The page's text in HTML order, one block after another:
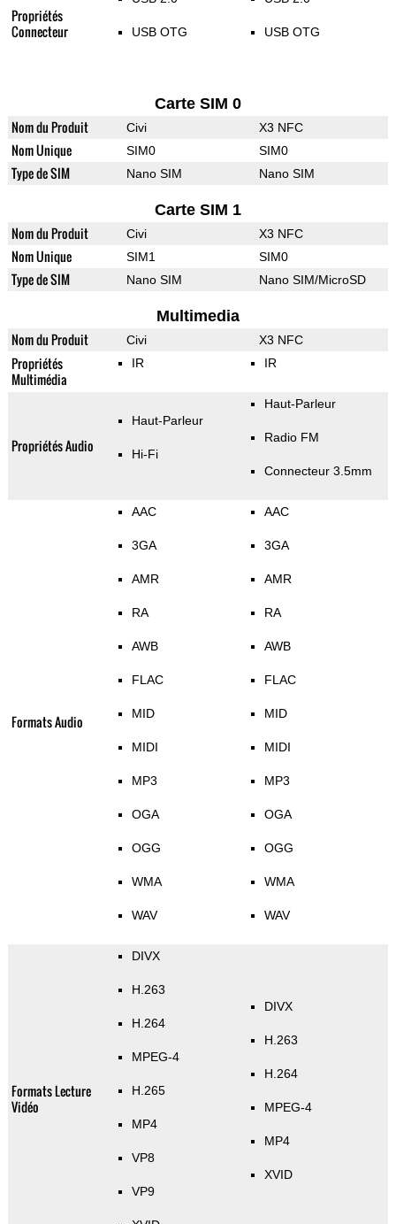
Propriétés
Connecteur
USB OTG USB OTG
Carte SIM 0
Nom du Produit Civi X3 NFC
Nom Unique SIM0 SIM0
Type de SIM Nano SIM Nano SIM
Carte SIM 1
Nom du Produit Civi X3 NFC
Nom Unique SIM1 SIM0
Type de SIM Nano SIM Nano SIM/MicroSD
Multimedia
Nom du Produit Civi X3 NFC
Propriétés
Multimédia
IR IR
Propriétés Audio
Haut-Parleur
Hi-Fi
Haut-Parleur
Radio FM
Connecteur 3.5mm
Formats Audio
AAC
3GA
AMR
RA
AWB
FLAC
MID
MIDI
MP3
OGA
OGG
WMA
WAV
AAC
3GA
AMR
RA
AWB
FLAC
MID
MIDI
MP3
OGA
OGG
WMA
WAV
Formats Lecture
Vidéo
DIVX
H.263
H.264
MPEG-4
H.265
MP4
VP8
VP9
DIVX
H.263
H.264
MPEG-4
MP4
XVID